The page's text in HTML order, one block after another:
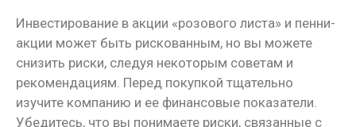
Инвестирование в акции «розового листа» и пенни-
акции может быть рискованным, но вы можете
снизить риски, следуя некоторым советам и
рекомендациям. Перед покупкой тщательно
изучите компанию и ее финансовые показатели.
Убедитесь, что вы понимаете риски, связанные с